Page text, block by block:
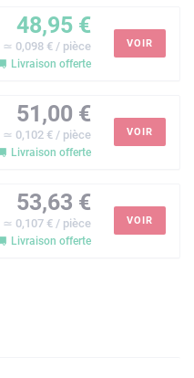
48,95 €
≃ 0,098 € / pièce
Livraison offerte
VOIR
51,00 €
≃ 0,102 € / pièce
Livraison offerte
VOIR
53,63 €
≃ 0,107 € / pièce
Livraison offerte
VOIR